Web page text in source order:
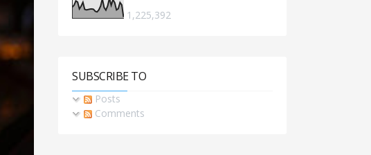
1,225,392
SUBSCRIBE TO
Posts
Comments